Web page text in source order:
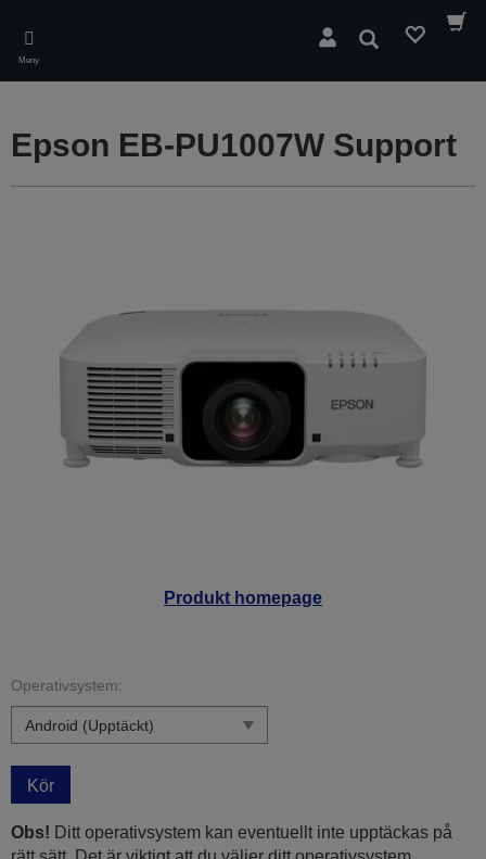
main
content
Meny
Sök
Produkt homepage
Epson EB-PU1007W Support
Operativsystem:
Kör
Obs! Ditt operativsystem kan eventuellt inte upptäckas på